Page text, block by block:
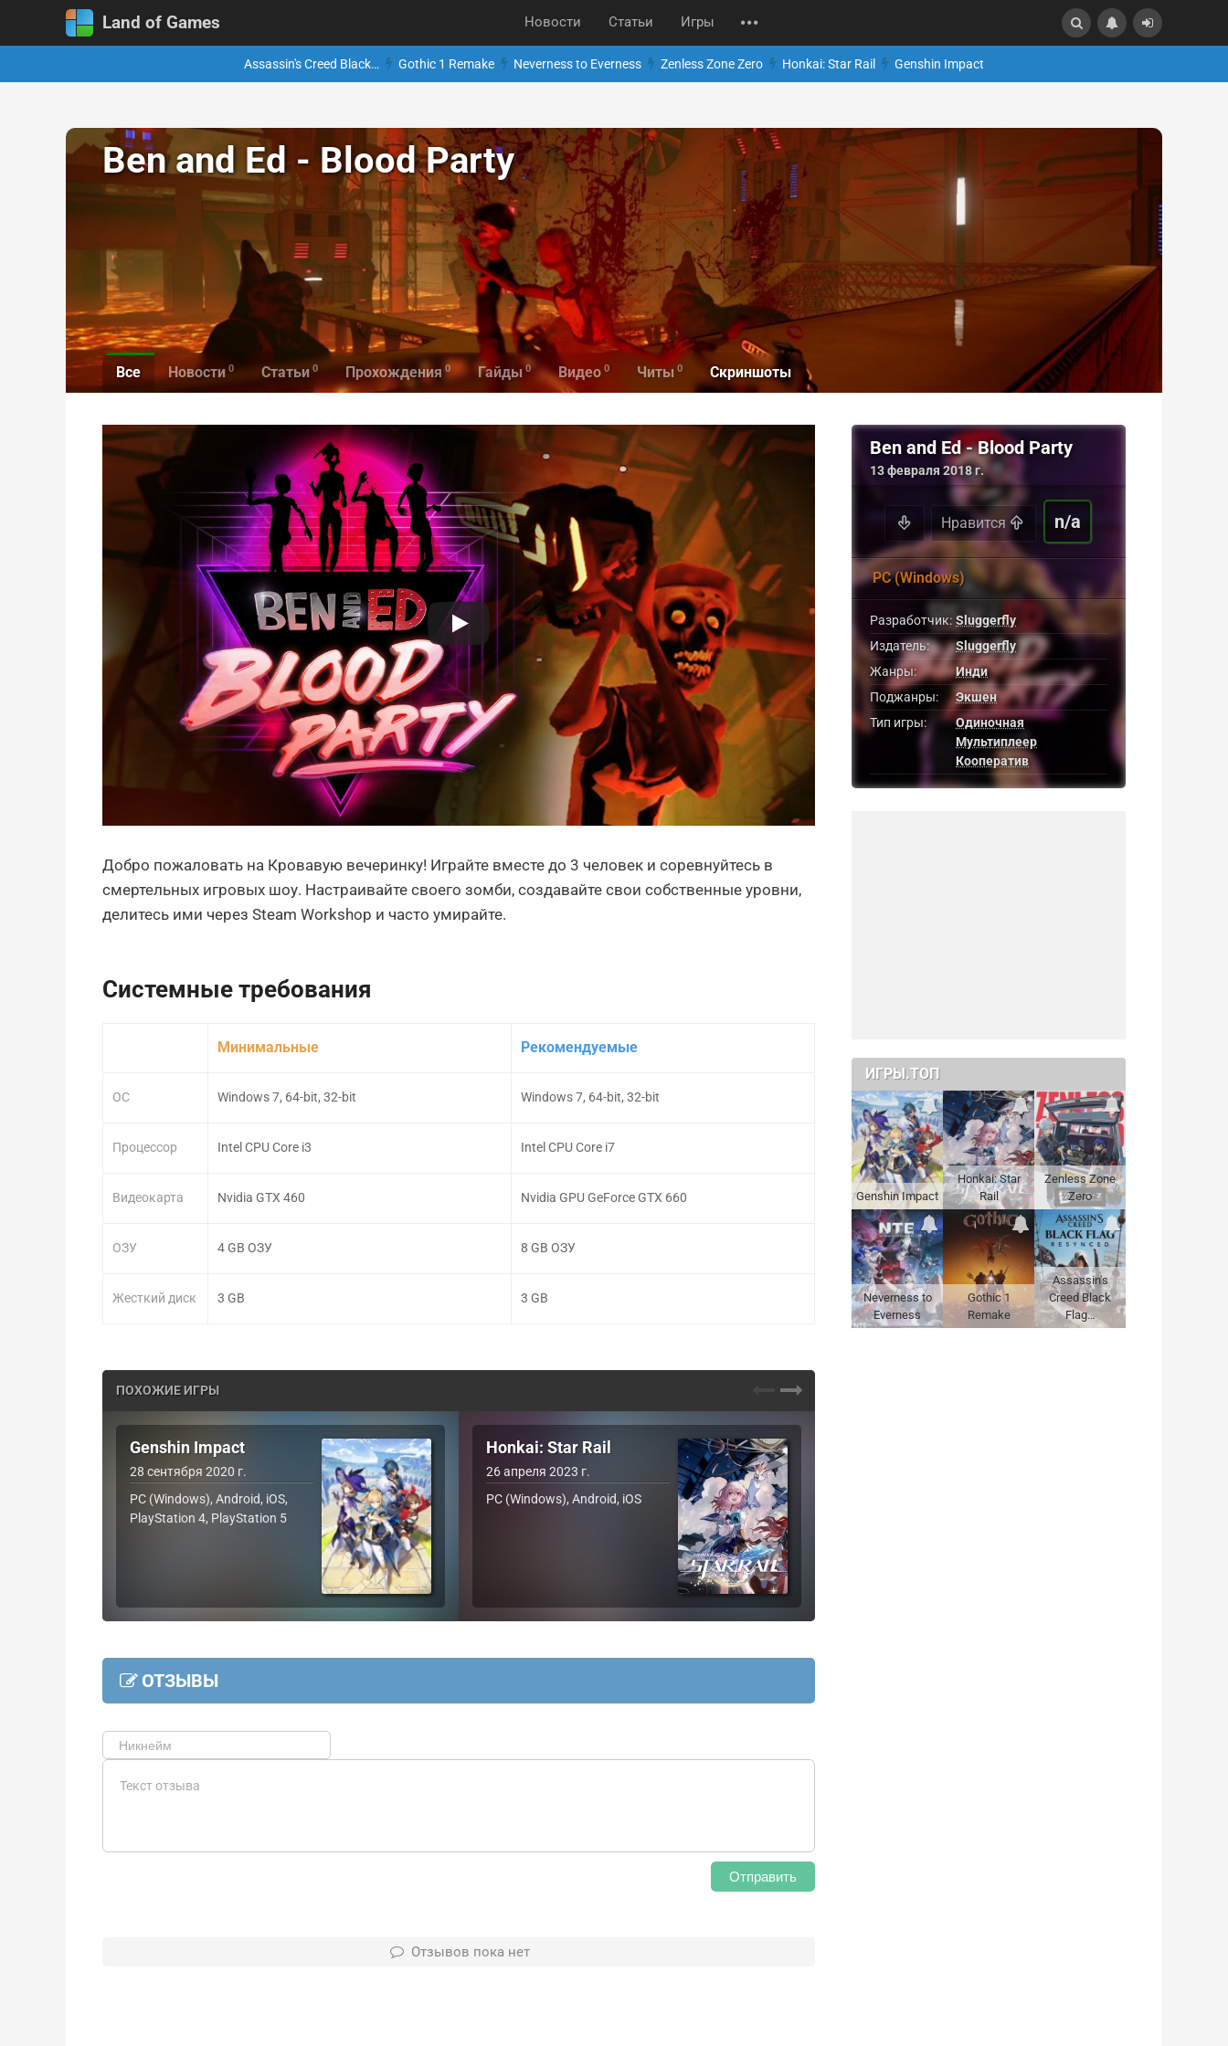
Land of Games Новости Статьи Игры
Assassin's Creed Black… Gothic 1 Remake Neverness to Everness Zenless Zone Zero Honkai: Star Rail Genshin Impact
Ben and Ed - Blood Party
Все Новости 0 Статьи 0 Прохождения 0 Гайды 0 Видео 0 Читы 0 Скриншоты
Добро пожаловать на Кровавую вечеринку! Играйте вместе до 3 человек и соревнуйтесь в
смертельных игровых шоу. Настраивайте своего зомби, создавайте свои собственные уровни,
делитесь ими через Steam Workshop и часто умирайте.
Системные требования
ОС
Процессор
Видеокарта
ОЗУ
Жесткий диск
Минимальные
Windows 7, 64-bit, 32-bit
Intel CPU Core i3
Nvidia GTX 460
4 GB ОЗУ
3 GB
Рекомендуемые
Windows 7, 64-bit, 32-bit
Intel CPU Core i7
Nvidia GPU GeForce GTX 660
8 GB ОЗУ
3 GB
ПОХОЖИЕ ИГРЫ
Genshin Impact
28 сентября 2020 г.
PC (Windows), Android, iOS,
PlayStation 4, PlayStation 5
Honkai: Star Rail
26 апреля 2023 г.
PC (Windows), Android, iOS
ОТЗЫВЫ
Отправить
Отзывов пока нет
Ben and Ed - Blood Party
13 февраля 2018 г.
Нравится n/a
PC (Windows)
Разработчик: Sluggerfly
Издатель:
Sluggerfly
Жанры:
Инди
Поджанры:
Экшен
Тип игры:
Одиночная
Мультиплеер
Кооператив
ИГРЫ.ТОП
Genshin Impact
Honkai: Star
Rail
Zenless Zone
Zero
Neverness to
Everness
Gothic 1
Remake
Assassin's
Creed Black
Flag…